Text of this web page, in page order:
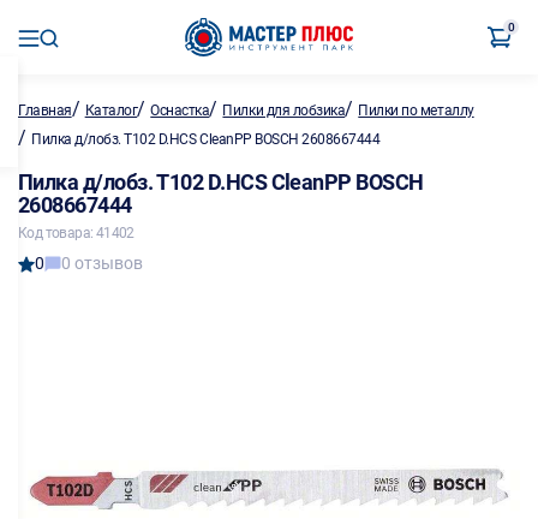
0
Главная/ Каталог/Оснастка/ Пилки для лобзика/ Пилки по металлу
/ Пилка д/лобз. T102 D.HCS CleanPP BOSCH 2608667444
Пилка д/лобз. T102 D.HCS CleanPP BOSCH
2608667444
Код товара: 41402
0 0 отзывов